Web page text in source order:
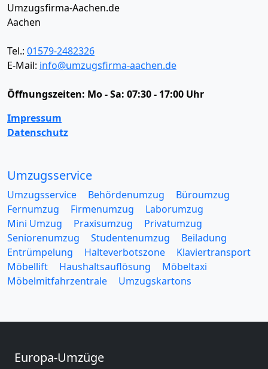
Umzugsfirma-Aachen.de
Aachen
Tel.: 01579-2482326
E-Mail: info@umzugsfirma-aachen.de
Öffnungszeiten: Mo - Sa: 07:30 - 17:00 Uhr
Impressum
Datenschutz
Umzugsservice
Umzugsservice Behördenumzug
Büroumzug
Fernumzug
Firmenumzug
Laborumzug
Mini Umzug
Praxisumzug
Privatumzug
Seniorenumzug
Studentenumzug
Beiladung
Entrümpelung
Halteverbotszone
Klaviertransport
Möbellift
Haushaltsauflösung
Möbeltaxi
Möbelmitfahrzentrale
Umzugskartons
Europa-Umzüge